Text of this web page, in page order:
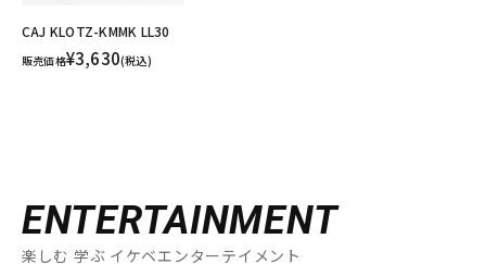
CAJ KLOTZ-KMMK LL30
販売価格¥3,630(税込)
ENTERTAINMENT
楽しむ 学ぶ イケベエンターテイメント